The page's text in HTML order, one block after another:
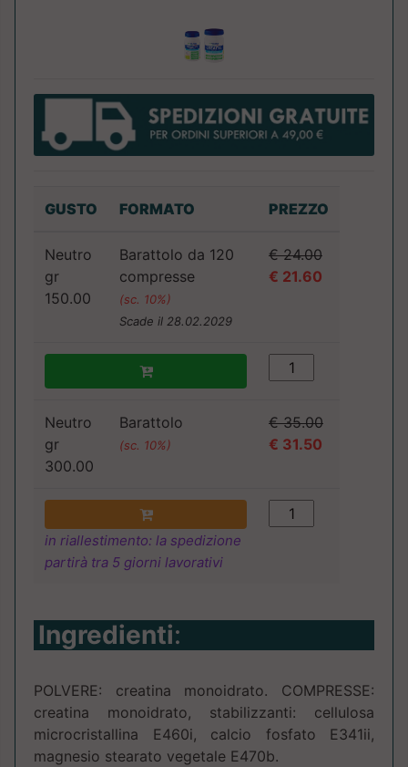
GUSTO FORMATO PREZZO
Neutro
gr
150.00
Barattolo da 120
compresse
(sc. 10%)
Scade il 28.02.2029
€ 24.00
€ 21.60
Neutro
gr
300.00
Barattolo
(sc. 10%)
€ 35.00
€ 31.50
in riallestimento: la spedizione
partirà tra 5 giorni lavorativi
Ingredienti:
POLVERE: creatina monoidrato. COMPRESSE:
creatina monoidrato, stabilizzanti: cellulosa
microcristallina E460i, calcio fosfato E341ii,
magnesio stearato vegetale E470b.